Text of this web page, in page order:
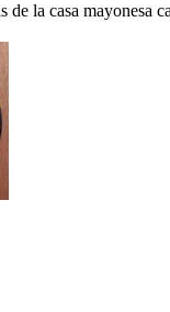
de la casa mayonesa